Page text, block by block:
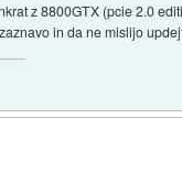
z 8800GTX (pcie 2.0
in da ne mislijo